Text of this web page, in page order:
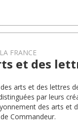
FRANCE
et des
des arts et des lettres
par leurs
des arts et
Commandeur.